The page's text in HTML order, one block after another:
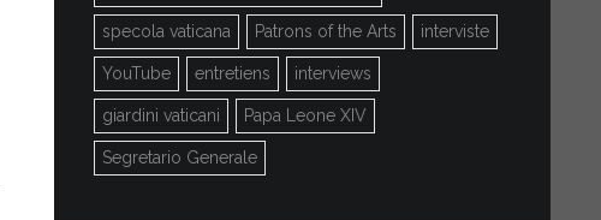
specola vaticana Patrons of the Arts interviste
YouTube entretiens interviews
giardini vaticani Papa Leone XIV
Segretario Generale